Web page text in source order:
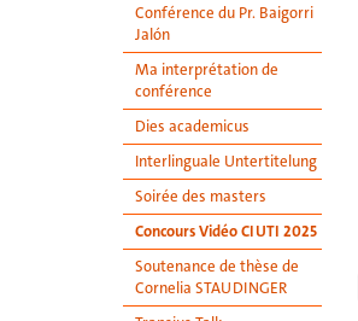
Conférence du Pr. Baigorri
Jalón
Ma interprétation de
conférence
Dies academicus
Interlinguale Untertitelung
Soirée des masters
Concours Vidéo CIUTI 2025
Soutenance de thèse de
Cornelia STAUDINGER